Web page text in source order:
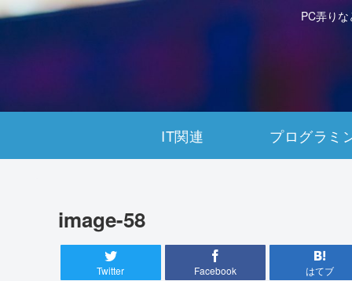
PC弄り
IT関連 プログラミ
image-58
Twitter Facebook はてブ